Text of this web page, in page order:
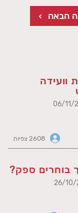
הבאה
וועידה
בוחרים ספק?